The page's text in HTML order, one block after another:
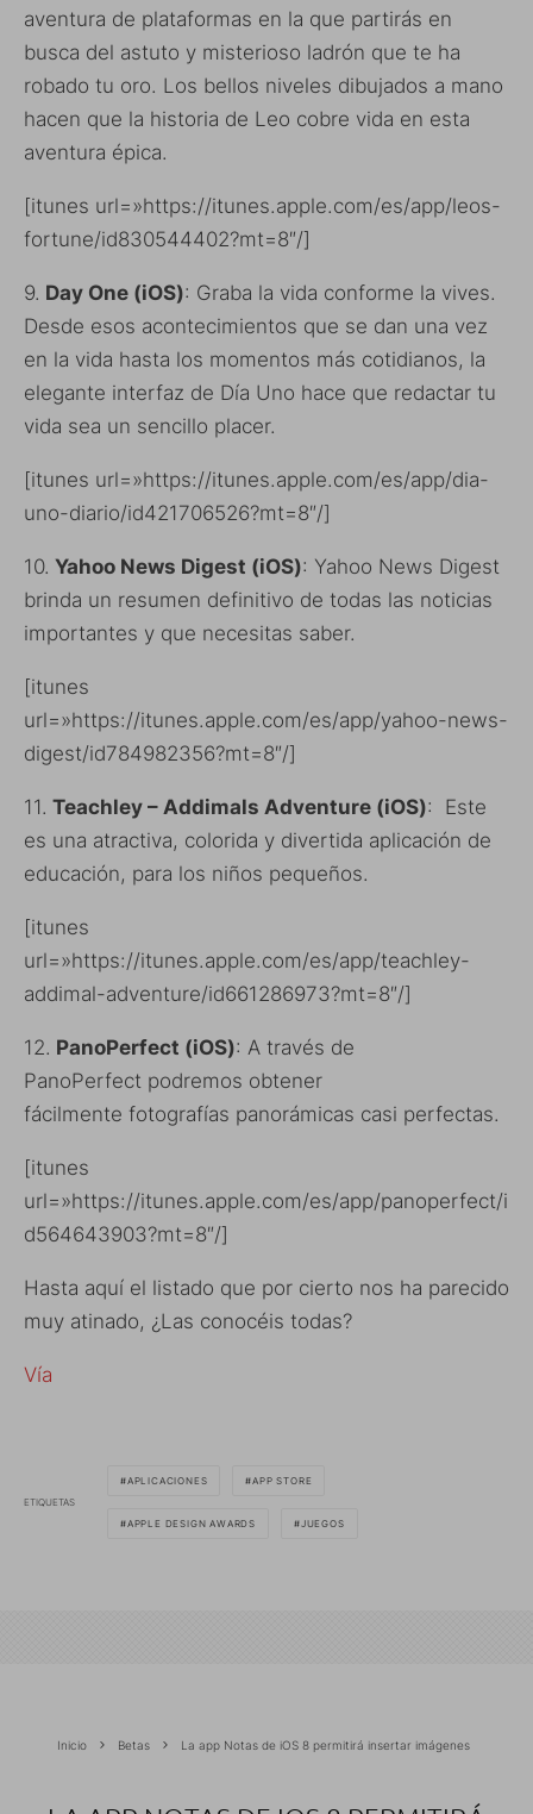
aventura de plataformas en la que partirás en
busca del astuto y misterioso ladrón que te ha
robado tu oro. Los bellos niveles dibujados a mano
hacen que la historia de Leo cobre vida en esta
aventura épica.
[itunes url=»https://itunes.apple.com/es/app/leos-
fortune/id830544402?mt=8″/]
9. Day One (iOS): Graba la vida conforme la vives.
Desde esos acontecimientos que se dan una vez
en la vida hasta los momentos más cotidianos, la
elegante interfaz de Día Uno hace que redactar tu
vida sea un sencillo placer.
[itunes url=»https://itunes.apple.com/es/app/dia-
uno-diario/id421706526?mt=8″/]
10. Yahoo News Digest (iOS): Yahoo News Digest
brinda un resumen definitivo de todas las noticias
importantes y que necesitas saber.
[itunes
url=»https://itunes.apple.com/es/app/yahoo-news-
digest/id784982356?mt=8″/]
11. Teachley – Addimals Adventure (iOS): Este
es una atractiva, colorida y divertida aplicación de
educación, para los niños pequeños.
[itunes
url=»https://itunes.apple.com/es/app/teachley-
addimal-adventure/id661286973?mt=8″/]
12. PanoPerfect (iOS): A través de
PanoPerfect podremos obtener
fácilmente fotografías panorámicas casi perfectas.
[itunes
url=»https://itunes.apple.com/es/app/panoperfect/i
d564643903?mt=8″/]
Hasta aquí el listado que por cierto nos ha parecido
muy atinado, ¿Las conocéis todas?
Vía
ETIQUETAS
APLICACIONES APP STORE
APPLE DESIGN AWARDS JUEGOS
Inicio Betas La app Notas de iOS 8 permitirá insertar imágenes